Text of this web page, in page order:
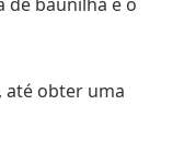
até obter uma